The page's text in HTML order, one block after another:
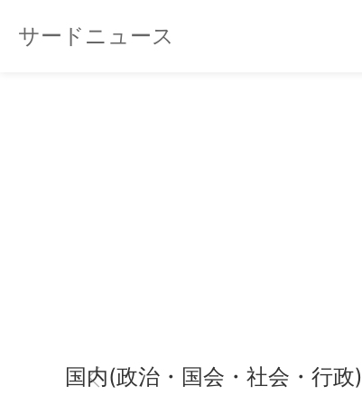
サードニュース
国内(政治・国会・社会・行政)